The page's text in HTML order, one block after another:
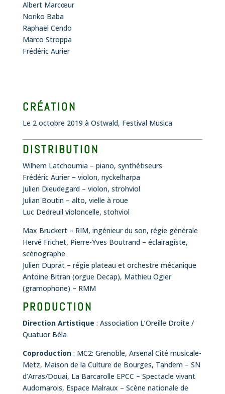
Albert Marcœur
Noriko Baba
Raphaël Cendo
Marco Stroppa
Frédéric Aurier
CRÉATION
Le 2 octobre 2019 à Ostwald, Festival Musica
DISTRIBUTION
Wilhem Latchoumia – piano, synthétiseurs
Frédéric Aurier – violon, nyckelharpa
Julien Dieudegard – violon, strohviol
Julian Boutin – alto, vielle à roue
Luc Dedreuil violoncelle, stohviol
Max Bruckert – RIM, ingénieur du son, régie générale
Hervé Frichet, Pierre-Yves Boutrand – éclairagiste,
scénographe
Julien Duprat – régie plateau et orchestre mécanique
Antoine Bitran (orgue Decap), Mathieu Ogier
(gramophone) – RMM
PRODUCTION
Direction Artistique : Association L’Oreille Droite /
Quatuor Béla
Coproduction: MC2: Grenoble, Arsenal Cité musicale-
Metz, Maison de la Culture de Bourges, Tandem – SN
d’Arras/Douai, La Barcarolle EPCC – Spectacle vivant
Audomarois, Espace Malraux – Scène nationale de